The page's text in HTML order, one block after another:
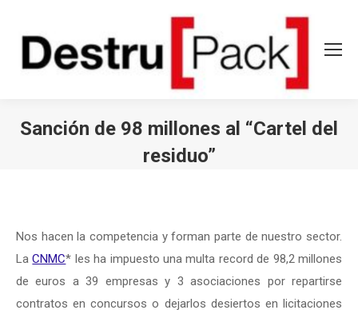
Sanción de 98 millones al “Cartel del
residuo”
Nos hacen la competencia y forman parte de nuestro sector.
LaCNMC* les ha impuesto una multa record de 98,2 millones
de euros a 39 empresas y 3 asociaciones por repartirse
contratos en concursos o dejarlos desiertos en licitaciones